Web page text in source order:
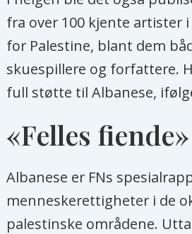
fra over 100 kjente artister
for Palestine, blant dem
skuespillere og forfattere.
full støtte til Albanese,
«Felles fiende»
Albanese er FNs
menneskerettigheter i de
palestinske områdene.